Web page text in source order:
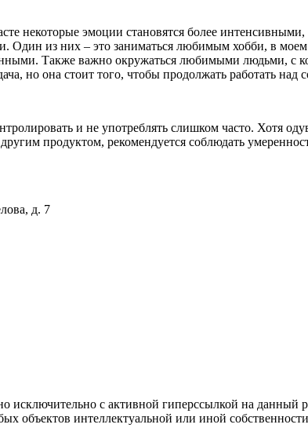
некоторые эмоции становятся более
Один из них – это заниматься любимым хобби, в
Также важно окружаться любимыми людьми, с
но она стоит того, чтобы продолжать работать над
и не употреблять слишком часто. Хотя
продуктом, рекомендуется соблюдать
д. 7
исключительно с активной гиперссылкой на
объектов интеллектуальной или иной